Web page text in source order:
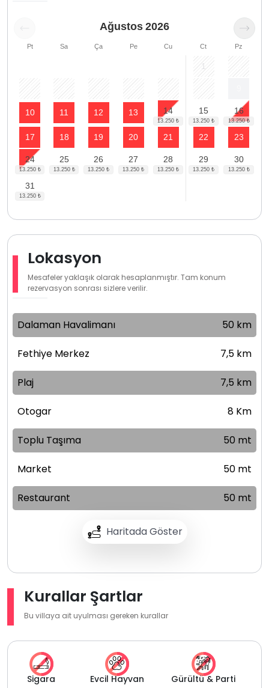
Ağustos 2026
Pt Sa Ça Pe Cu Ct Pz
1
10 11 12 13 14 15 16
17 18 19 20 21 22 23
24 25 26 27 28 29 30
31
Lokasyon
Mesafeler yaklaşık olarak hesaplanmıştır. Tam konum
rezervasyon sonrası sizlere verilir.
Haritada Göster
Dalaman Havalimanı 50 km
Fethiye Merkez 7,5 km
Plaj 7,5 km
Otogar 8 Km
Toplu Taşıma 50 mt
Market 50 mt
Restaurant 50 mt
Kurallar Şartlar
Bu villaya ait uyulması gereken kurallar
Sigara Evcil Hayvan Gürültü & Parti